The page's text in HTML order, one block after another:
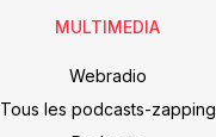
MULTIMEDIA
Webradio
Tous les podcasts-zapping